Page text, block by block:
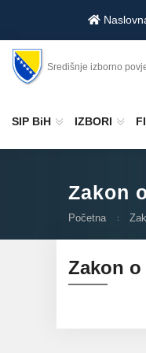
Središnje izborno
SIP BiH IZBORI
Zakon
Početna
Zakon